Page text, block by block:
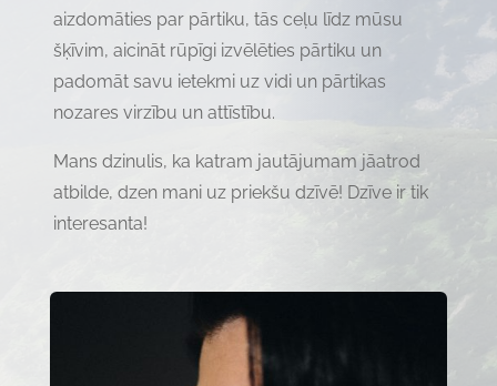
aizdomāties par pārtiku, tās ceļu līdz mūsu
šķīvim, aicināt rūpīgi izvēlēties pārtiku un
padomāt savu ietekmi uz vidi un pārtikas
nozares virzību un attīstību.
Mans dzinulis, ka katram jautājumam jāatrod
atbilde, dzen mani uz priekšu dzīvē! Dzīve ir tik
interesanta!